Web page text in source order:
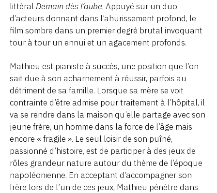
littéralDemain dès l’aube. Appuyé sur un duo
d’acteurs donnant dans l’ahurissement profond, le
film sombre dans un premier degré brutal invoquant
tour à tour un ennui et un agacement profonds.
Mathieu est pianiste à succès, une position que l’on
sait due à son acharnement à réussir, parfois au
détriment de sa famille. Lorsque sa mère se voit
contrainte d’être admise pour traitement à l’hôpital, il
va se rendre dans la maison qu’elle partage avec son
jeune frère, un homme dans la force de l’âge mais
encore « fragile ». Le seul loisir de son puîné,
passionné d’histoire, est de participer à des jeux de
rôles grandeur nature autour du thème de l’époque
napoléonienne. En acceptant d’accompagner son
frère lors de l’un de ces jeux, Mathieu pénètre dans